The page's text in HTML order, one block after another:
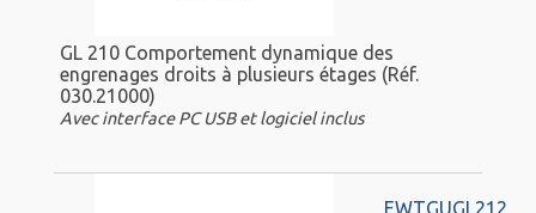
GL 210 Comportement dynamique des
engrenages droits à plusieurs étages (Réf.
030.21000)
Avec interface PC USB et logiciel inclus
EWTGUGL212